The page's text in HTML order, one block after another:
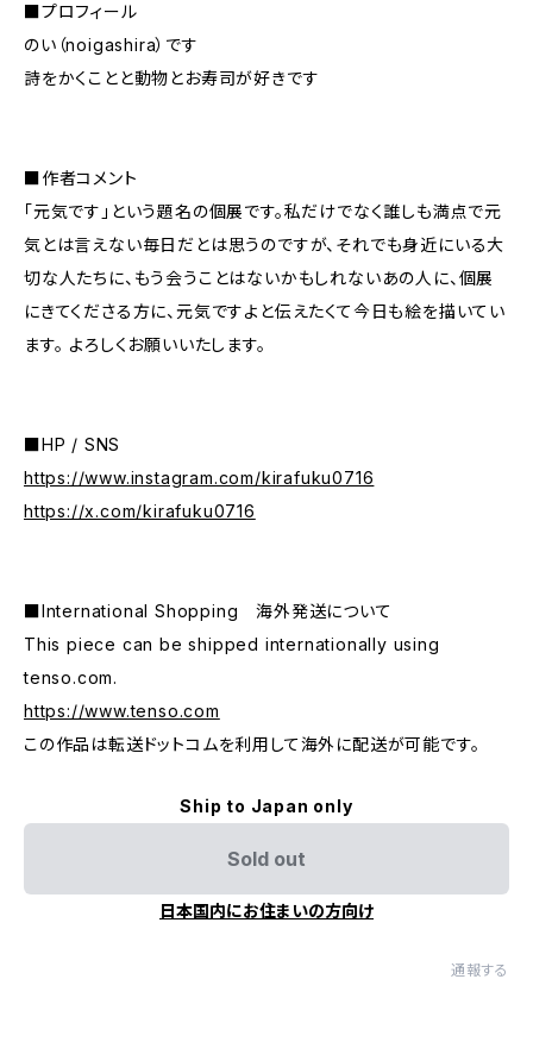
■プロフィール
のい（noigashira）です
詩をかくことと動物とお寿司が好きです
■作者コメント
「元気です」という題名の個展です。私だけでなく誰しも満点で元
気とは言えない毎日だとは思うのですが、それでも身近にいる大
切な人たちに、もう会うことはないかもしれないあの人に、個展
にきてくださる方に、元気ですよと伝えたくて今日も絵を描いてい
ます。 よろしくお願いいたします。
■HP / SNS
https://www.instagram.com/kirafuku0716
https://x.com/kirafuku0716
■International Shopping 海外発送について
This piece can be shipped internationally using
tenso.com.
https://www.tenso.com
この作品は転送ドットコムを利用して海外に配送が可能です。
Ship to Japan only
Sold out
日本国内にお住まいの方向け
通報する